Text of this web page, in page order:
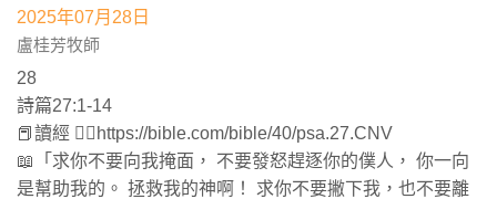
2025年07月28日
盧桂芳牧師
28
‭‭詩篇‬27:1-14
📕讀經 👉🏻https://bible.com/bible/40/psa.27.CNV
📖「求你不要向我掩面， 不要發怒趕逐你的僕人， 你一向
是幫助我的。 拯救我的神啊！ 求你不要撇下我，也不要離